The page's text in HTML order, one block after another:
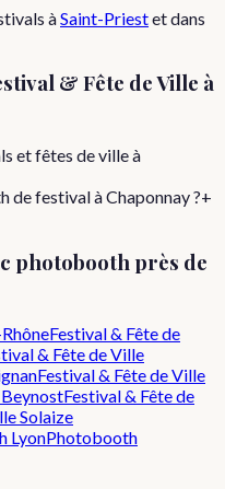
àSaint-Priestet dans
& Fête de Ville à
et fêtes de ville à
festival à Chaponnay ?+
photobooth près de
Festival & Fête de
& Fête de Ville
Festival & Fête de Ville
BeynostFestival & Fête de
Solaize
LyonPhotobooth